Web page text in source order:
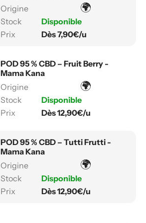
🌍
Disponible
Dès 7,90€/u
POD 95 % CBD – Fruit Berry -
Mama Kana
🌍
Disponible
Dès 12,90€/u
POD 95 % CBD – Tutti Frutti -
Mama Kana
🌍
Disponible
Dès 12,90€/u